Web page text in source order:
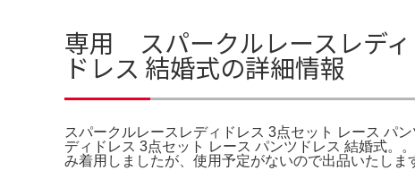
専用 スパークルレースレディ
ドレス 結婚式の詳細情報
スパークルレースレディドレス 3点セット レース パ
ディドレス 3点セット レース パンツドレス 結婚式。
み着用しましたが、使用予定がないので出品いたしま